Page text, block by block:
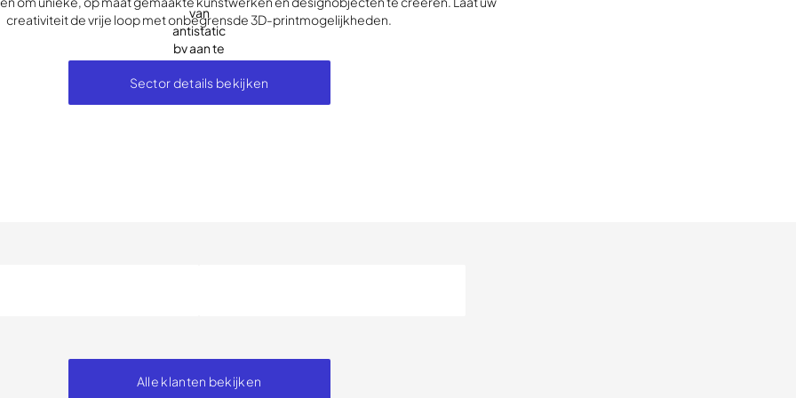
creativiteit de vrije loop met onbegrensde 3D-printmogelijkheden.
Sector details bekijken
Alle klanten bekijken